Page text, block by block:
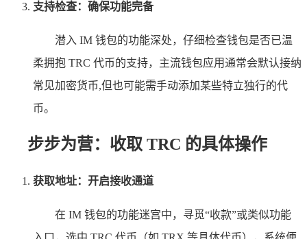
支持检查：确保功能完备
潜入 IM 钱包的功能深处，仔细检查钱包是否已温
柔拥抱 TRC 代币的支持，主流钱包应用通常会默认接纳
常见加密货币,但也可能需手动添加某些特立独行的代
币。
步步为营：收取 TRC 的具体操作
获取地址：开启接收通道
在 IM 钱包的功能迷宫中，寻觅“收款”或类似功能